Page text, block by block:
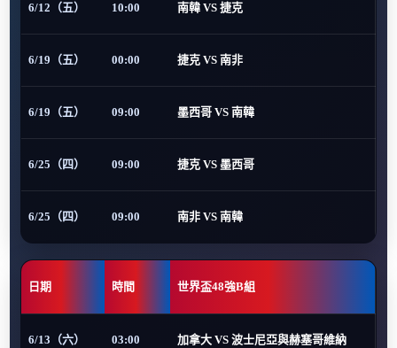
6/12（五） 10:00 南韓 VS 捷克
6/19（五） 00:00 捷克 VS 南非
6/19（五） 09:00 墨西哥 VS 南韓
6/25（四） 09:00 捷克 VS 墨西哥
6/25（四） 09:00 南非 VS 南韓
日期 時間 世界盃48強B組
6/13（六） 03:00 加拿大 VS 波士尼亞與赫塞哥維納